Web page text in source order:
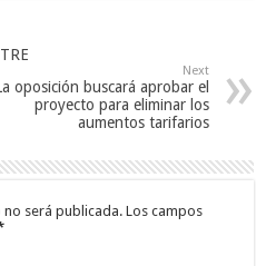
Next
oposición buscará aprobar el
proyecto para eliminar los
aumentos tarifarios
será publicada. Los campos